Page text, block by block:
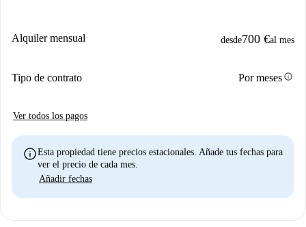
Alquiler mensual desde700 €al mes
Tipo de contrato Por mesesinfo
Ver todos los pagos
infoEsta propiedad tiene precios estacionales. Añade tus fechas para
ver el precio de cada mes.
Añadir fechas